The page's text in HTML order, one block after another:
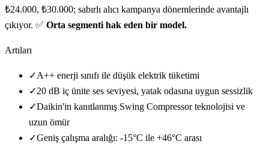
₺24.000, ₺30.000; sabırlı alıcı kampanya dönemlerinde avantajlı
çıkıyor. ✅ Orta segmenti hak eden bir model.
Artıları
✓A++ enerji sınıfı ile düşük elektrik tüketimi
✓20 dB iç ünite ses seviyesi, yatak odasına uygun sessizlik
✓Daikin'in kanıtlanmış Swing Compressor teknolojisi ve
uzun ömür
✓Geniş çalışma aralığı: -15°C ile +46°C arası